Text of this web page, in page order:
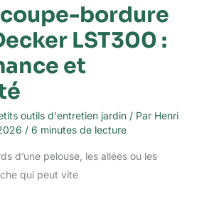
bordure
LST300 :
et
outils d'entretien jardin/ Par Henri
/ 6 minutes de lecture
d’une pelouse, les allées ou les
qui peut vite